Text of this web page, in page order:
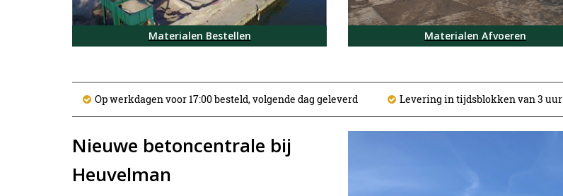
Materialen Bestellen Materialen Afvoeren
Op werkdagen voor 17:00 besteld, volgende dag geleverd Levering in tijdsblokken van 3 uur
Nieuwe betoncentrale bij
Heuvelman